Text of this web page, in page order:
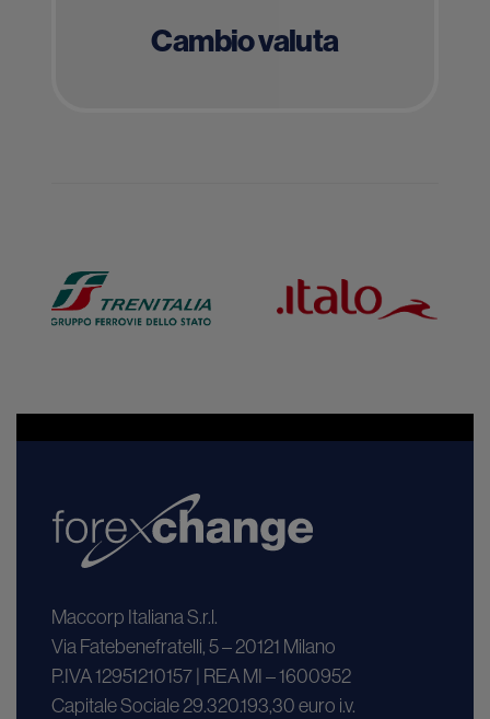
Cambio valuta
Maccorp Italiana S.r.l.
Via Fatebenefratelli, 5 – 20121 Milano
P.IVA 12951210157 | REA MI – 1600952
Capitale Sociale 29.320.193,30 euro i.v.